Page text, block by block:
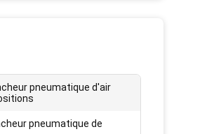
pneumatique d'air
pneumatique de